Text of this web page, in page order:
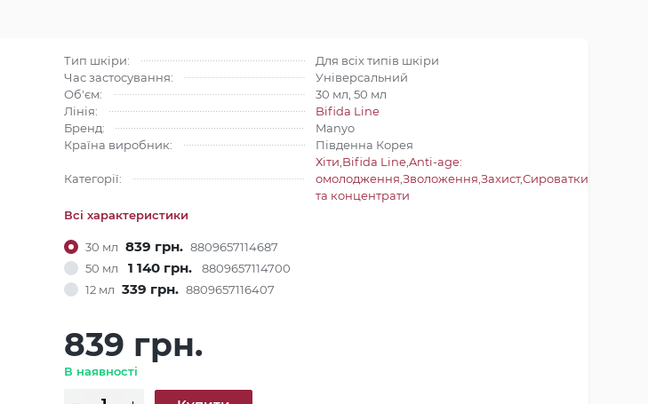
Тип шкіри:
Для всіх типів шкіри
Час застосування:
Універсальний
Об'єм:
30 мл, 50 мл
Лінія:
Bifida Line
Бренд:
Manyo
Країна виробник:
Південна Корея
Категорії:
Хіти Bifida LineAnti-age:
омолодження Зволоження Захист,Сироватки
та концентрати
Всі характеристики
30 мл 839 грн. 8809657114687
50 мл
1 140 грн.
8809657114700
12 мл 339 грн. 8809657116407
839 грн.
В наявності